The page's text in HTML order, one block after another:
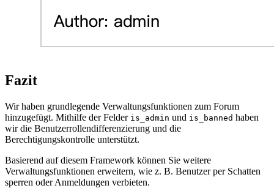
Fazit
Wir haben grundlegende Verwaltungsfunktionen zum Forum
hinzugefügt. Mithilfe der Felder is_admin und is_banned haben
wir die Benutzerrollendifferenzierung und die
Berechtigungskontrolle unterstützt.
Basierend auf diesem Framework können Sie weitere
Verwaltungsfunktionen erweitern, wie z. B. Benutzer per Schatten
sperren oder Anmeldungen verbieten.